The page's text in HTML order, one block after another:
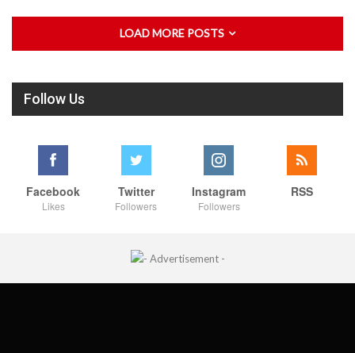
LOAD MORE POSTS
Follow Us
Facebook
Likes
Twitter
Followers
Instagram
Followers
RSS